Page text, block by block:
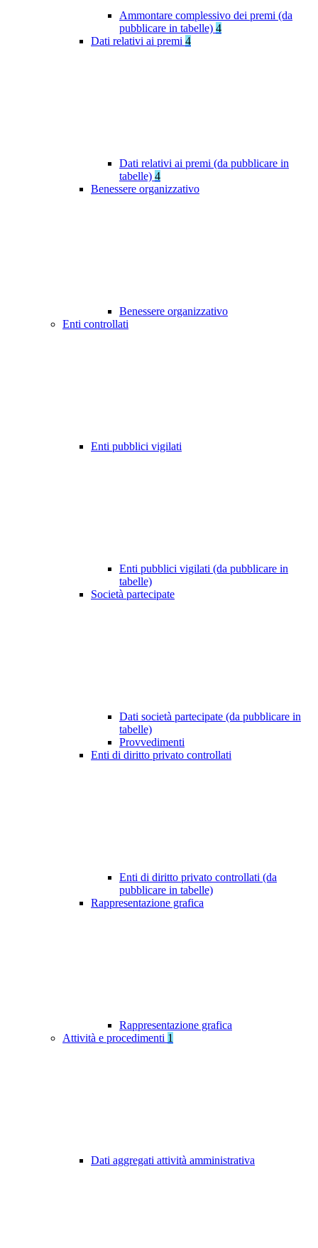
Ammontare complessivo dei premi (da
pubblicare in tabelle) 4
Dati relativi ai premi 4
Dati relativi ai premi (da pubblicare in
tabelle) 4
Benessere organizzativo
Benessere organizzativo
Enti controllati
Enti pubblici vigilati
Enti pubblici vigilati (da pubblicare in
tabelle)
Società partecipate
Dati società partecipate (da pubblicare in
tabelle)
Provvedimenti
Enti di diritto privato controllati
Enti di diritto privato controllati (da
pubblicare in tabelle)
Rappresentazione grafica
Rappresentazione grafica
Attività e procedimenti 1
Dati aggregati attività amministrativa